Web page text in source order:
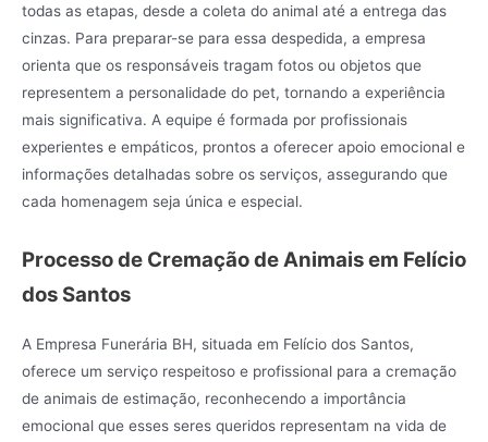
todas as etapas, desde a coleta do animal até a entrega das
cinzas. Para preparar-se para essa despedida, a empresa
orienta que os responsáveis tragam fotos ou objetos que
representem a personalidade do pet, tornando a experiência
mais significativa. A equipe é formada por profissionais
experientes e empáticos, prontos a oferecer apoio emocional e
informações detalhadas sobre os serviços, assegurando que
cada homenagem seja única e especial.
Processo de Cremação de Animais em Felício
dos Santos
A Empresa Funerária BH, situada em Felício dos Santos,
oferece um serviço respeitoso e profissional para a cremação
de animais de estimação, reconhecendo a importância
emocional que esses seres queridos representam na vida de